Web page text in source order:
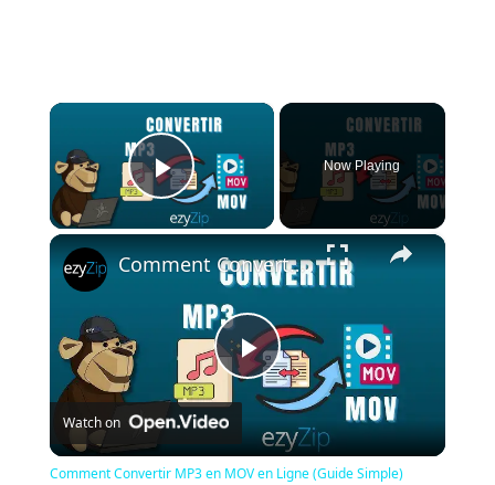
×
Play Video
Now Playing
×
Play
Video
Comment Convertir MP3 en MOV en Ligne (Guide Simple)
Watch on
Comment Convertir MP3 en MOV en Ligne (Guide Simple)